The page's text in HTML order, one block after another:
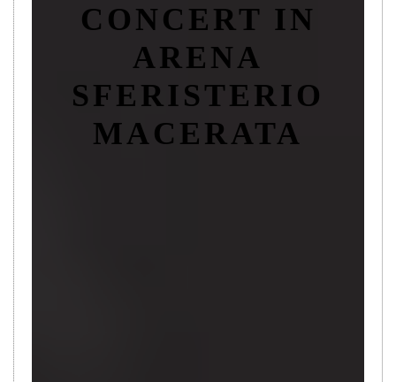
CONCERT IN
ARENA
SFERISTERIO
MACERATA